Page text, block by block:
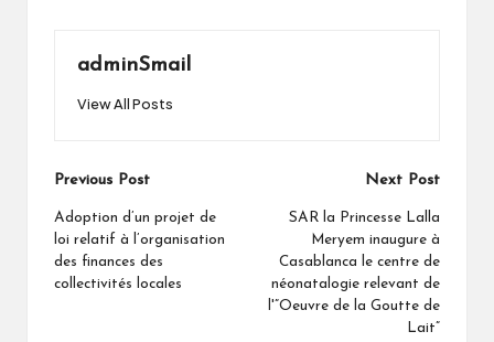
adminSmail
View All Posts
Post
navigation
Previous Post
Adoption d’un projet de
loi relatif à l’organisation
des finances des
collectivités locales
Next Post
SAR la Princesse Lalla
Meryem inaugure à
Casablanca le centre de
néonatalogie relevant de
l'”Oeuvre de la Goutte de
Lait”